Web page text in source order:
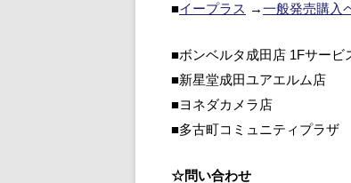
■イープラス →一般発売購入
■ボンベルタ成田店 1Fサービ
■新星堂成田ユアエルム店
■ヨネダカメラ店
■多古町コミュニティプラザ
☆問い合わせ